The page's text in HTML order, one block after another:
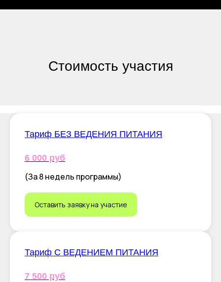
Стоимость участия
Тариф БЕЗ ВЕДЕНИЯ ПИТАНИЯ
6 000 руб
(За 8 недель программы)
Оставить заявку на участие
Тариф С ВЕДЕНИЕМ ПИТАНИЯ
7 500 руб